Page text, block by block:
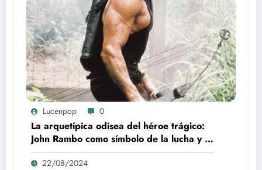
Lucenpop 0
La arquetípica odisea del héroe trágico:
John Rambo como símbolo de la lucha y la
alienación en la modernidad
22/08/2024